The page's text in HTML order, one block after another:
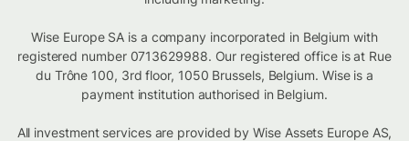
Wise Europe SA is a company incorporated in Belgium with
registered number 0713629988. Our registered office is at Rue
du Trône 100, 3rd floor, 1050 Brussels, Belgium. Wise is a
payment institution authorised in Belgium.
All investment services are provided by Wise Assets Europe AS,